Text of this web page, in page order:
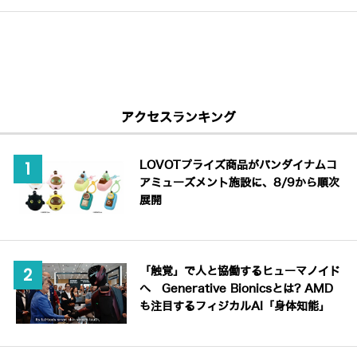
アクセスランキング
LOVOTプライズ商品がバンダイナムコ
アミューズメント施設に、8/9から順次
展開
「触覚」で人と協働するヒューマノイド
へ Generative Bionicsとは? AMD
も注目するフィジカルAI「身体知能」